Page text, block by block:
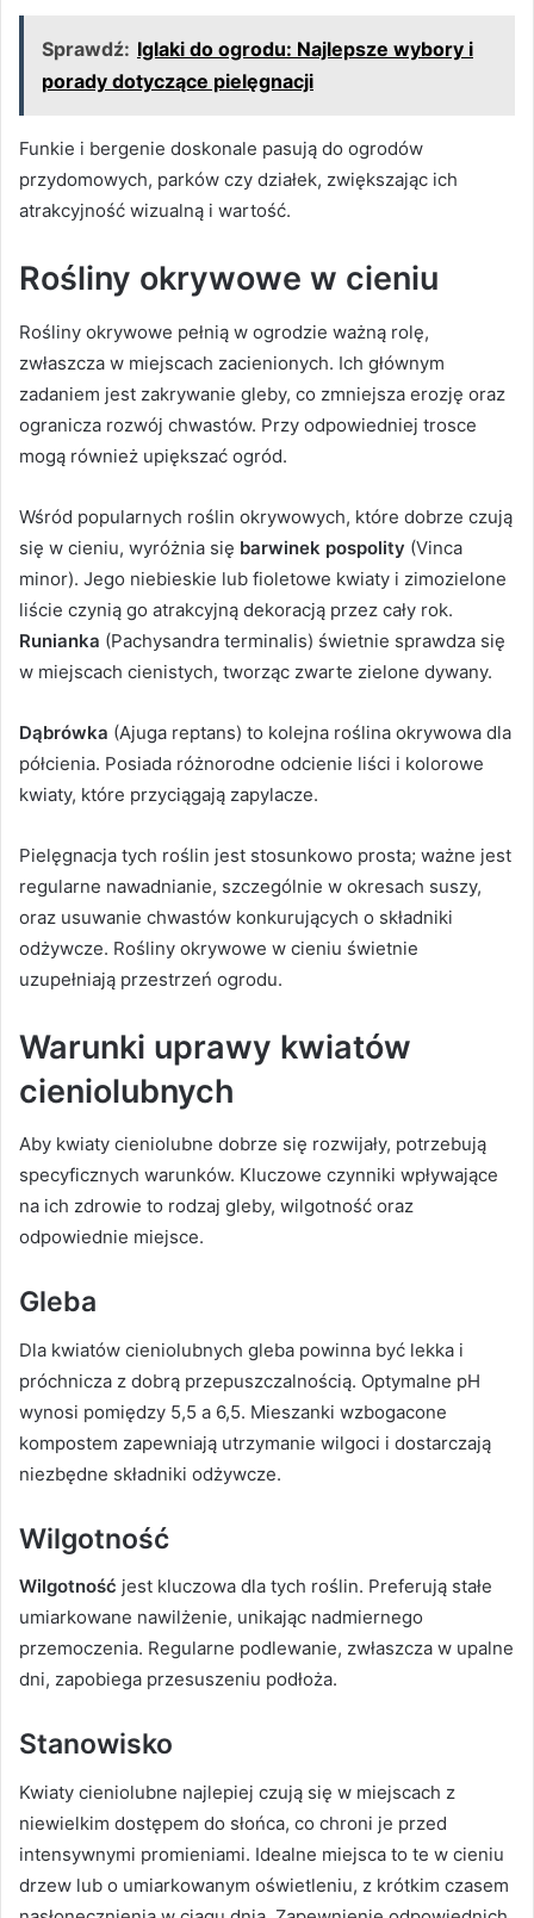
Sprawdź: Iglaki do ogrodu: Najlepsze wybory i
porady dotyczące pielęgnacji
Funkie i bergenie doskonale pasują do ogrodów
przydomowych, parków czy działek, zwiększając ich
atrakcyjność wizualną i wartość.
Rośliny okrywowe w cieniu
Rośliny okrywowe pełnią w ogrodzie ważną rolę,
zwłaszcza w miejscach zacienionych. Ich głównym
zadaniem jest zakrywanie gleby, co zmniejsza erozję oraz
ogranicza rozwój chwastów. Przy odpowiedniej trosce
mogą również upiększać ogród.
Wśród popularnych roślin okrywowych, które dobrze czują
się w cieniu, wyróżnia się barwinek pospolity (Vinca
minor). Jego niebieskie lub fioletowe kwiaty i zimozielone
liście czynią go atrakcyjną dekoracją przez cały rok.
Runianka (Pachysandra terminalis) świetnie sprawdza się
w miejscach cienistych, tworząc zwarte zielone dywany.
Dąbrówka (Ajuga reptans) to kolejna roślina okrywowa dla
półcienia. Posiada różnorodne odcienie liści i kolorowe
kwiaty, które przyciągają zapylacze.
Pielęgnacja tych roślin jest stosunkowo prosta; ważne jest
regularne nawadnianie, szczególnie w okresach suszy,
oraz usuwanie chwastów konkurujących o składniki
odżywcze. Rośliny okrywowe w cieniu świetnie
uzupełniają przestrzeń ogrodu.
Warunki uprawy kwiatów
cieniolubnych
Aby kwiaty cieniolubne dobrze się rozwijały, potrzebują
specyficznych warunków. Kluczowe czynniki wpływające
na ich zdrowie to rodzaj gleby, wilgotność oraz
odpowiednie miejsce.
Gleba
Dla kwiatów cieniolubnych gleba powinna być lekka i
próchnicza z dobrą przepuszczalnością. Optymalne pH
wynosi pomiędzy 5,5 a 6,5. Mieszanki wzbogacone
kompostem zapewniają utrzymanie wilgoci i dostarczają
niezbędne składniki odżywcze.
Wilgotność
Wilgotność jest kluczowa dla tych roślin. Preferują stałe
umiarkowane nawilżenie, unikając nadmiernego
przemoczenia. Regularne podlewanie, zwłaszcza w upalne
dni, zapobiega przesuszeniu podłoża.
Stanowisko
Kwiaty cieniolubne najlepiej czują się w miejscach z
niewielkim dostępem do słońca, co chroni je przed
intensywnymi promieniami. Idealne miejsca to te w cieniu
drzew lub o umiarkowanym oświetleniu, z krótkim czasem